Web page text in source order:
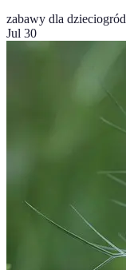
zabawy dla dzieciogród
Jul 30